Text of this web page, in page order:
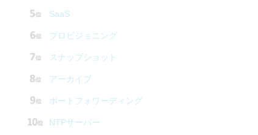
SaaS
プロビジョニング
スナップショット
アーカイブ
ポートフォワーディング
NTPサーバー